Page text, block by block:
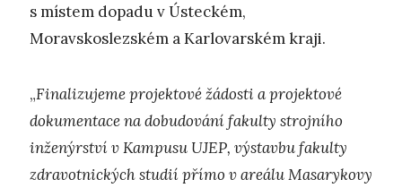
s místem dopadu v Ústeckém,
Moravskoslezském a Karlovarském kraji.
„Finalizujeme projektové žádosti a projektové
dokumentace na dobudování fakulty strojního
inženýrství v Kampusu UJEP, výstavbu fakulty
zdravotnických studií přímo v areálu Masarykovy